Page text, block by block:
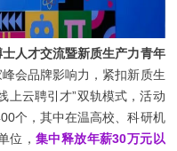
人才交流暨新质生产力青年
会品牌影响力，紧扣新质生
上云聘引才”双轨模式，活动
个，其中在温高校、科研机
位， 集中释放年薪30万元以